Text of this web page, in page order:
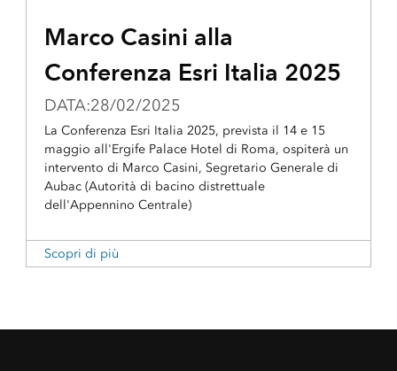
Marco Casini alla
Conferenza Esri Italia 2025
DATA:28/02/2025
La Conferenza Esri Italia 2025, prevista il 14 e 15
maggio all'Ergife Palace Hotel di Roma, ospiterà un
intervento di Marco Casini, Segretario Generale di
Aubac (Autorità di bacino distrettuale
dell'Appennino Centrale)
Scopri di più